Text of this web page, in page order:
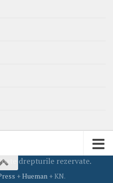
drepturile rezervate.
+Hueman+ KN.